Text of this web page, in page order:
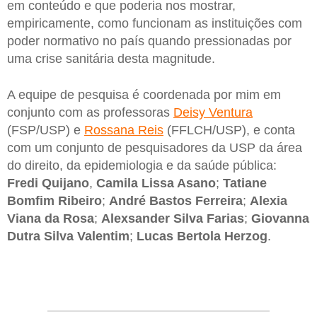
em conteúdo e que poderia nos mostrar,
empiricamente, como funcionam as instituições com
poder normativo no país quando pressionadas por
uma crise sanitária desta magnitude.
A equipe de pesquisa é coordenada por mim em
conjunto com as professoras Deisy Ventura
(FSP/USP) e Rossana Reis (FFLCH/USP), e conta
com um conjunto de pesquisadores da USP da área
do direito, da epidemiologia e da saúde pública:
Fredi Quijano, Camila Lissa Asano; Tatiane
Bomfim Ribeiro; André Bastos Ferreira; Alexia
Viana da Rosa; Alexsander Silva Farias; Giovanna
Dutra Silva Valentim; Lucas Bertola Herzog.